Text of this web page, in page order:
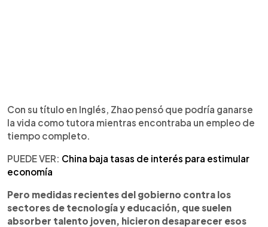
Con su título en Inglés, Zhao pensó que podría ganarse
la vida como tutora mientras encontraba un empleo de
tiempo completo.
PUEDE VER: China baja tasas de interés para estimular
economía
Pero medidas recientes del gobierno contra los
sectores de tecnología y educación, que suelen
absorber talento joven, hicieron desaparecer esos